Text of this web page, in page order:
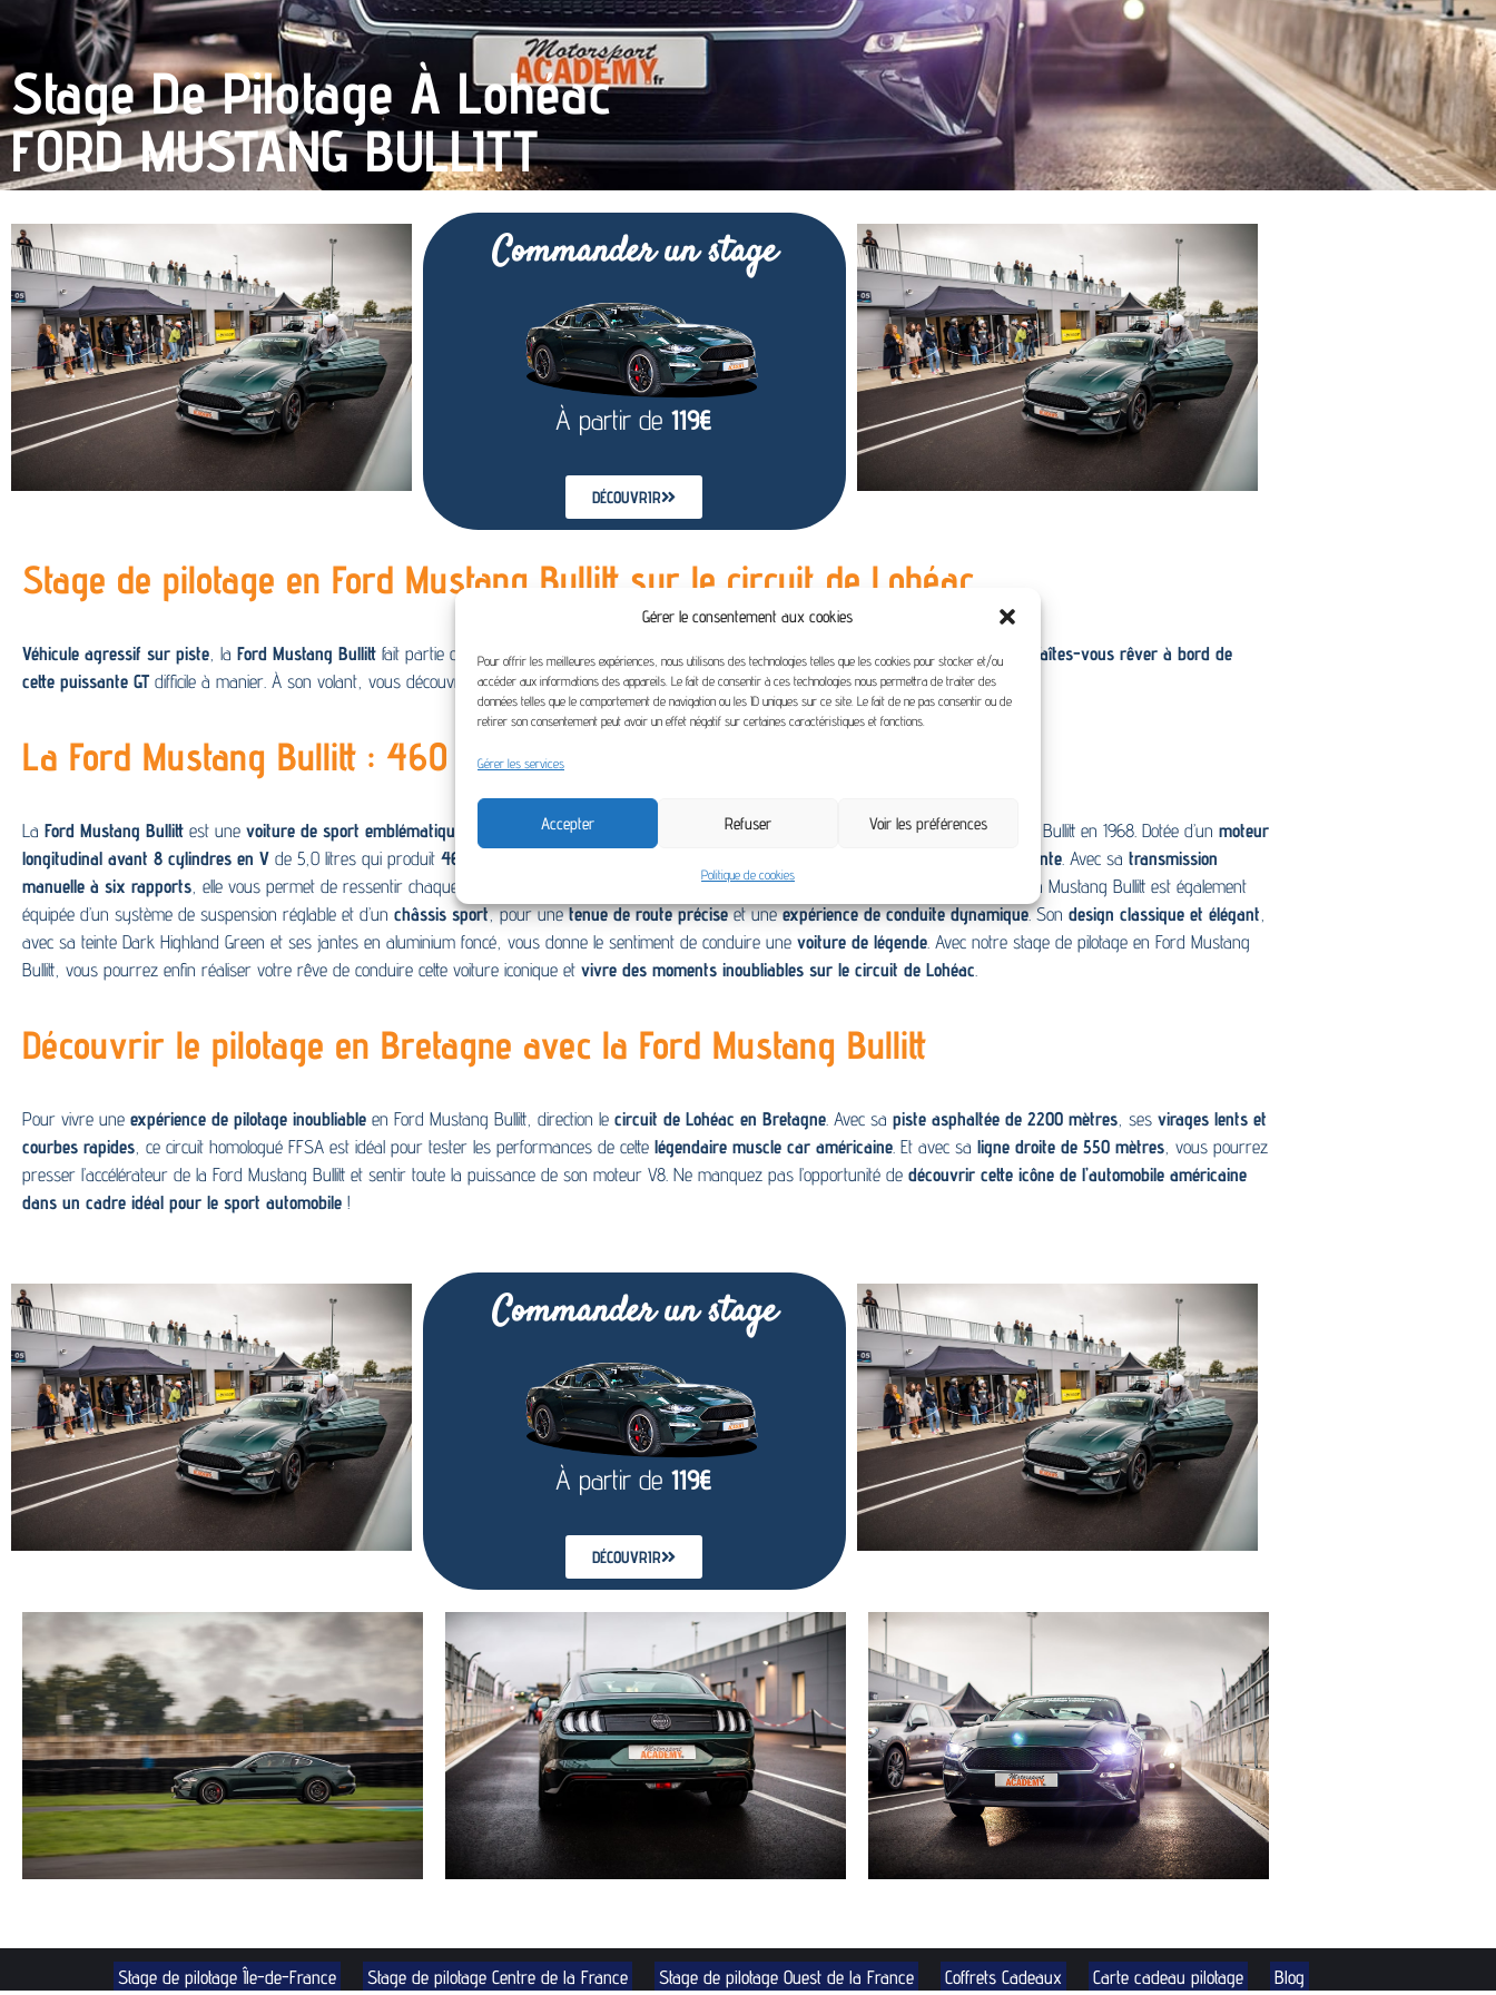
Gérer le consentement aux cookies
Pour offrir les meilleures expériences, nous utilisons des technologies telles que les cookies pour stocker et/ou
accéder aux informations des appareils. Le fait de consentir à ces technologies nous permettra de traiter des
données telles que le comportement de navigation ou les ID uniques sur ce site. Le fait de ne pas consentir ou de
retirer son consentement peut avoir un effet négatif sur certaines caractéristiques et fonctions.
Gérer les services
Accepter Refuser Voir les préférences
Politique de cookies
Stage De Pilotage À Lohéac
FORD MUSTANG BULLITT
Commander un stage
À partir de119€
DÉCOUVRIR
Stage de pilotage en Ford Mustang Bullitt sur le circuit de Lohéac
Véhicule agressif sur piste, la Ford Mustang Bullitt fait partie des meilleures déclinaisons de laMustangà piloter sur circuit. Laissez-vous tenter et
faîtes-vous rêver à bord de
cette puissante GT difficile à manier. À son volant, vous découvrirez la passion du pilotage et apprendrez à maîtriser soncaractère bien trempé
La Ford Mustang Bullitt : 460 chevaux d’agressivité
La Ford Mustang Bullitt est une voiture de sport emblématique , inspirée de la mythique Mustang GT 390 conduite par Steve McQueen dans le film Bullitt en 1968. Dotée d’un moteur
longitudinal avant 8 cylindres en V de 5,0 litres qui produit 460 chevaux accélération fulgurante. Avec sa transmission
manuelle à six rapports, elle vous permet de ressentir chaque mouvement du moteur et de contrôler parfaitement la puissance sous votre pied. La Mustang Bullitt est également
équipée d’un système de suspension réglable et d’un châssis sport, pour unetenue de route préciseet uneexpérience de conduite dynamique. Son design classique et élégant,
avec sa teinte Dark Highland Green et ses jantes en aluminium foncé, vous donne le sentiment de conduire une voiture de légende. Avec notre stage de pilotage en Ford Mustang
Bullitt, vous pourrez enfin réaliser votre rêve de conduire cette voiture iconique et vivre des moments inoubliables sur le circuit de Lohéac.
Découvrir le pilotage en Bretagne avec la Ford Mustang Bullitt
Pour vivre une expérience de pilotage inoubliable en Ford Mustang Bullitt, direction le circuit de Lohéac en Bretagne. Avec sa piste asphaltée de 2200 mètres, ses virages lents et
courbes rapides, ce circuit homologué FFSA est idéal pour tester les performances de cette légendaire muscle car américaine. Et avec sa ligne droite de 550 mètres, vous pourrez
presser l’accélérateur de la Ford Mustang Bullitt et sentir toute la puissance de son moteur V8. Ne manquez pas l’opportunité de découvrir cette icône de l’automobile américaine
dans un cadre idéal pour le sport automobile !
Commander un stage
À partir de119€
DÉCOUVRIR
Stage de pilotage Île-de-France Stage de pilotage Centre de la France Stage de pilotage Ouest de la France Coffrets Cadeaux Carte cadeau pilotage Blog